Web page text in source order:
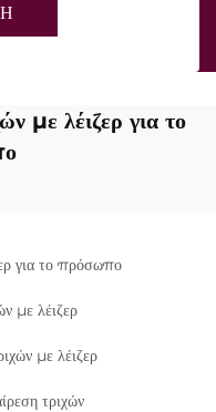
με λέιζερ για το
για το πρόσωπο
με λέιζερ
με λέιζερ
τριχών